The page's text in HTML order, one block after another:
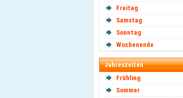
Freitag
Samstag
Sonntag
Wochenende
Jahreszeiten
Frühling
Sommer